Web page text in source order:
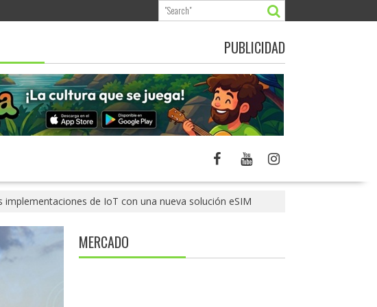
PUBLICIDAD
de IoT con una nueva solución eSIM
MERCADO